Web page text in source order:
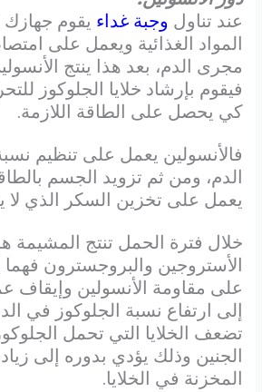
عند تناول وجبة غداء يقوم
المواد الغذائية ويعمل على
مجرى الدم، بعد هذا ينتج
فيقوم بإرشاد خلايا الجلوكوز
كي يحصل على الطاقة اللازمة.
فالأنسولين يعمل على تنظيم
الدم، ومن ثم تزويد الجسم
يعمل على تخزين السكر الذي لا
خلال فترة الحمل تنتج المشيمة
الأستروجين والبروجسترون
على مقاومة الأنسولين وإيقاف
إلى ارتفاع نسبة الجلوكوز في
تضعف الخلايا التي تحمل
الجنين وذلك يؤدي بدوره إلى
المخزنة في الخلايا.